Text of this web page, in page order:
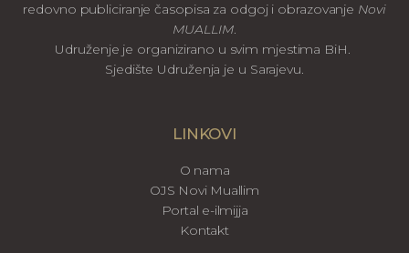
redovno publiciranje časopisa za odgoj i obrazovanje Novi
MUALLIM.
Udruženje je organizirano u svim mjestima BiH.
Sjedište Udruženja je u Sarajevu.
LINKOVI
O nama
OJS Novi Muallim
Portal e-ilmijja
Kontakt